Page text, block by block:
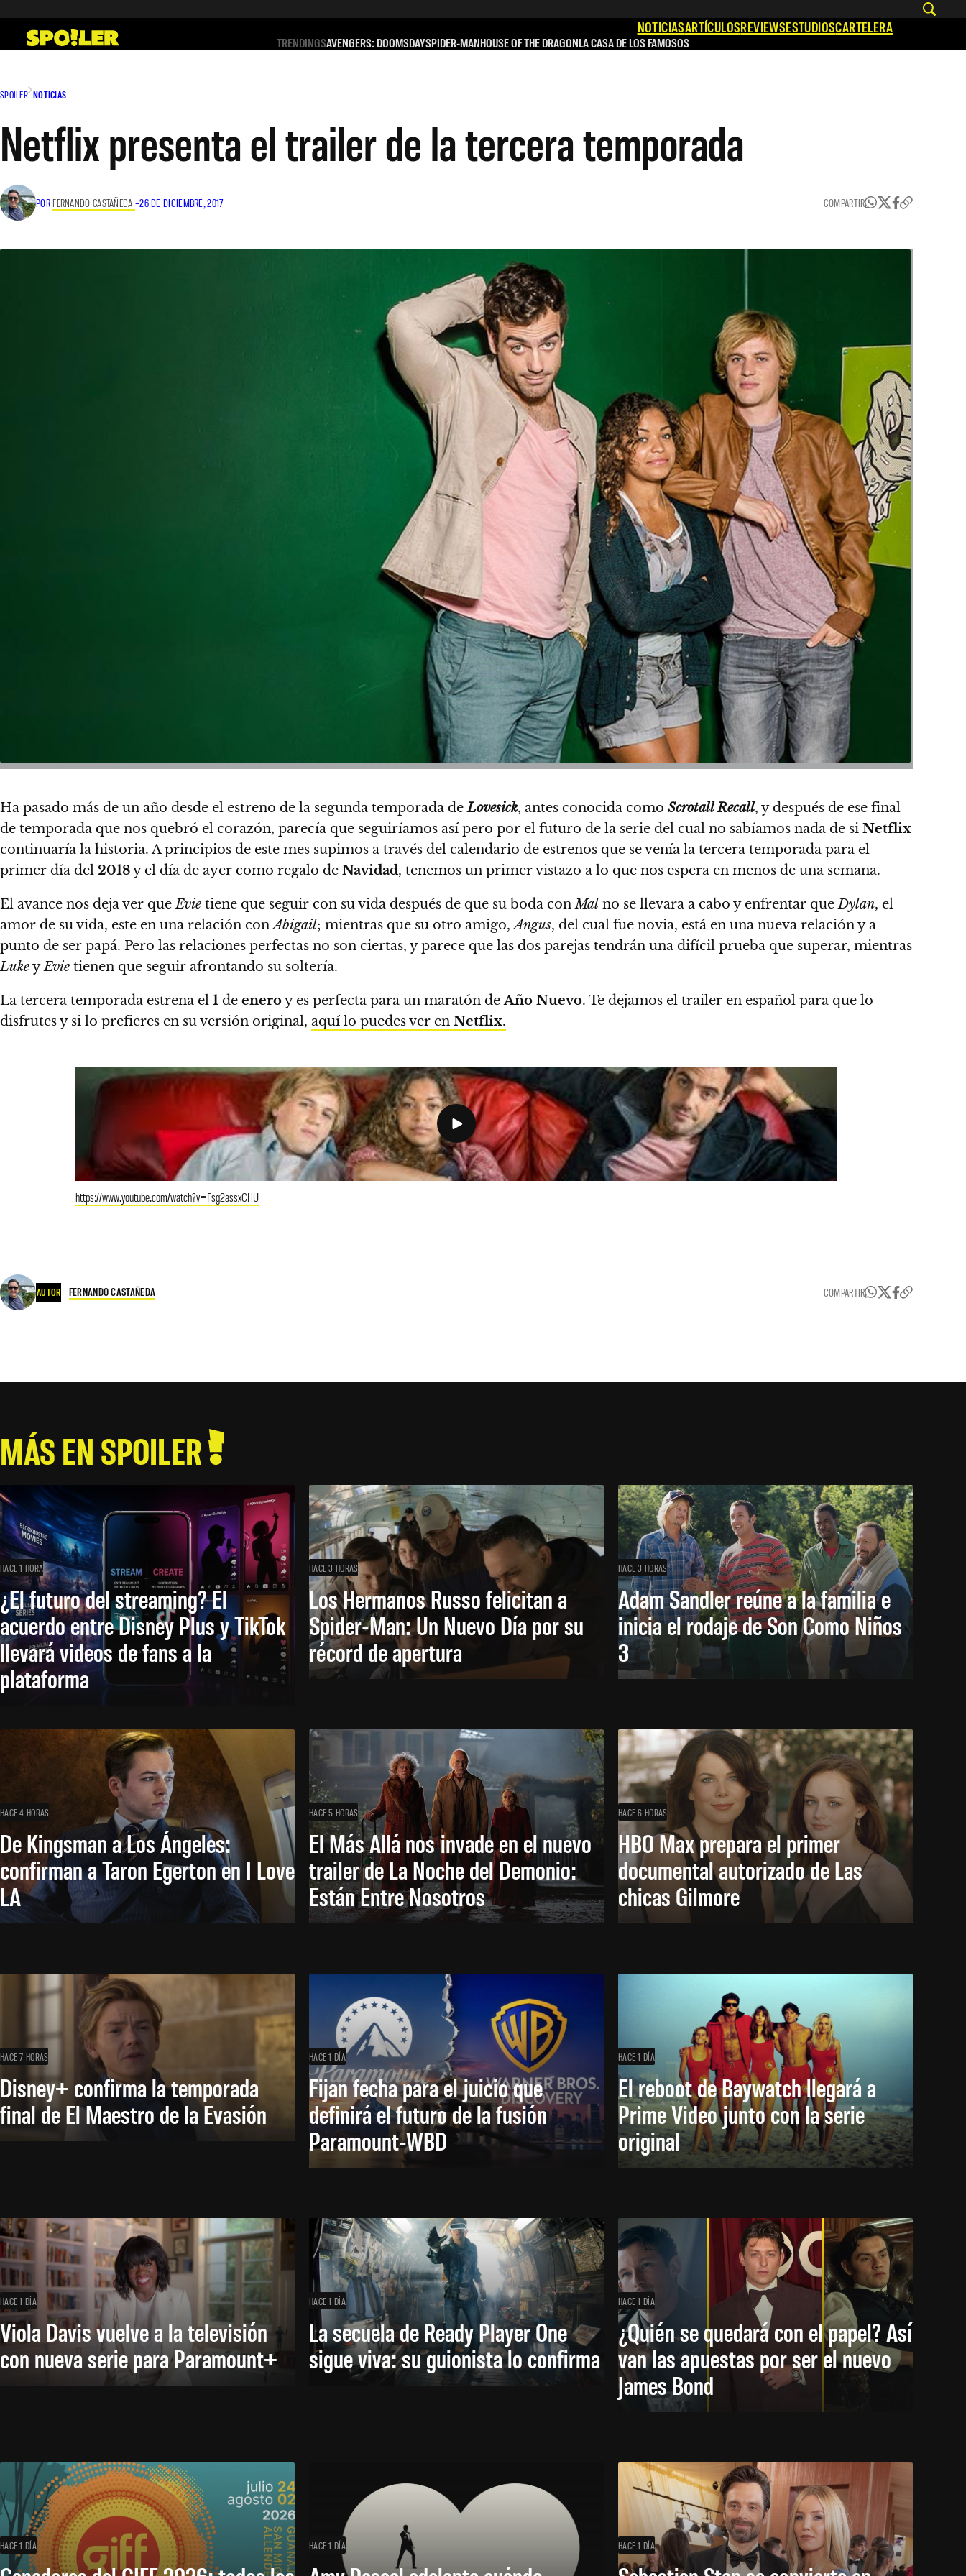
contenido
NOTICIASARTÍCULOSREVIEWSESTUDIOSCARTELERA
TRENDINGSAVENGERS: DOOMSDAYSPIDER-MANHOUSE OF THE DRAGONLA CASA DE LOS FAMOSOS
SPOILER NOTICIAS
Netflix presenta el trailer de la tercera temporada
POR FERNANDO CASTAÑEDA –26 DE DICIEMBRE, 2017 COMPARTIR
Ha pasado más de un año desde el estreno de la segunda temporada deLovesick, antes conocida como Scrotall Recall, y después de ese final
de temporada que nos quebró el corazón, parecía que seguiríamos así pero por el futuro de la serie del cual no sabíamos nada de si Netflix
continuaría la historia. A principios de este mes supimos a través del calendario de estrenos que se venía la tercera temporada para el
primer día del 2018y el día de ayer como regalo de Navidad, tenemos un primer vistazo a lo que nos espera en menos de una semana.
El avance nos deja ver queEvie tiene que seguir con su vida después de que su boda conMal no se llevara a cabo y enfrentar queDylan, el
amor de su vida, este en una relación conAbigail; mientras que su otro amigo,Angus, del cual fue novia, está en una nueva relación y a
punto de ser papá. Pero las relaciones perfectas no son ciertas, y parece que las dos parejas tendrán una difícil prueba que superar, mientras
LukeyEvie tienen que seguir afrontando su soltería.
La tercera temporada estrena el 1 de eneroy es perfecta para un maratón deAño Nuevo. Te dejamos el trailer en español para que lo
disfrutes y si lo prefieres en su versión original, aquí lo puedes ver en Netflix.
https://www.youtube.com/watch?v=Fsg2assxCHU
AUTOR FERNANDO CASTAÑEDA COMPARTIR
MÁS EN SPOILER
HACE 1 HORA
¿El futuro del streaming? El
acuerdo entre Disney Plus y TikTok
llevará videos de fans a la
plataforma
HACE 3 HORAS
Los Hermanos Russo felicitan a
Spider-Man: Un Nuevo Día por su
récord de apertura
HACE 3 HORAS
Adam Sandler reúne a la familia e
inicia el rodaje de Son Como Niños
3
HACE 4 HORAS
De Kingsman a Los Ángeles:
confirman a Taron Egerton en I Love
LA
HACE 5 HORAS
El Más Allá nos invade en el nuevo
trailer de La Noche del Demonio:
Están Entre Nosotros
HACE 6 HORAS
HBO Max prepara el primer
documental autorizado de Las
chicas Gilmore
HACE 7 HORAS
Disney+ confirma la temporada
final de El Maestro de la Evasión
HACE 1 DÍA
Fijan fecha para el juicio que
definirá el futuro de la fusión
Paramount-WBD
HACE 1 DÍA
El reboot de Baywatch llegará a
Prime Video junto con la serie
original
HACE 1 DÍA
Viola Davis vuelve a la televisión
con nueva serie para Paramount+
HACE 1 DÍA
La secuela de Ready Player One
sigue viva: su guionista lo confirma
HACE 1 DÍA
¿Quién se quedará con el papel? Así
van las apuestas por ser el nuevo
James Bond
HACE 1 DÍA HACE 1 DÍA HACE 1 DÍA